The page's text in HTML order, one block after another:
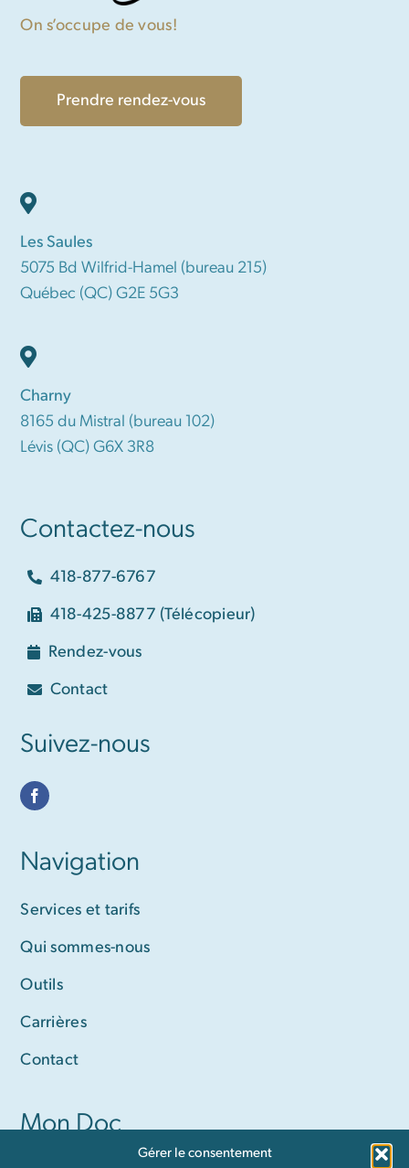
Gérer le consentement
On s’occupe de vous!
Prendre rendez-vous
Les Saules
5075 Bd Wilfrid-Hamel (bureau 215)
Québec (QC) G2E 5G3
Charny
8165 du Mistral (bureau 102)
Lévis (QC) G6X 3R8
Contactez-nous
418-877-6767
418-425-8877 (Télécopieur)
Rendez-vous
Contact
Suivez-nous
Navigation
Services et tarifs
Qui sommes-nous
Outils
Carrières
Contact
Mon Doc